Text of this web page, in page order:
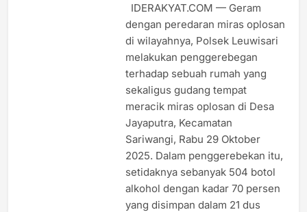
IDERAKYAT.COM — Geram
dengan peredaran miras oplosan
di wilayahnya, Polsek Leuwisari
melakukan penggerebegan
terhadap sebuah rumah yang
sekaligus gudang tempat
meracik miras oplosan di Desa
Jayaputra, Kecamatan
Sariwangi, Rabu 29 Oktober
2025. Dalam penggerebekan itu,
setidaknya sebanyak 504 botol
alkohol dengan kadar 70 persen
yang disimpan dalam 21 dus